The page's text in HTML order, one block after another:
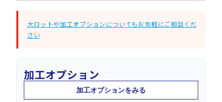
大ロットや加工オプションについてもお気軽にご相談くだ
さい
加工オプション
加工オプションをみる